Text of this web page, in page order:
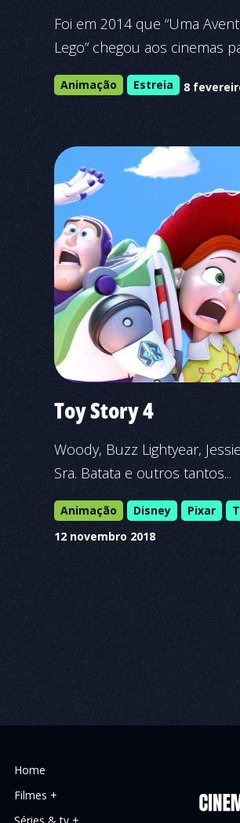
Foi em 2014 que “Uma
Lego” chegou aos cinemas
Animação Estreia 8
Toy Story 4
Woody, Buzz Lightyear,
Sra. Batata e outros tantos...
Animação Disney Pixar
12 novembro 2018
Home
Filmes +